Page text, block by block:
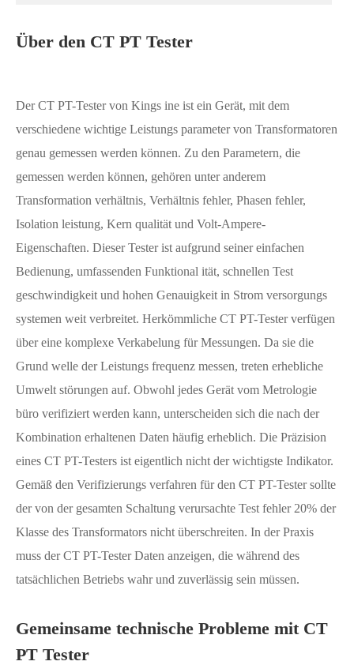
Über den CT PT Tester
Der CT PT-Tester von Kings ine ist ein Gerät, mit dem
verschiedene wichtige Leistungs parameter von Transformatoren
genau gemessen werden können. Zu den Parametern, die
gemessen werden können, gehören unter anderem
Transformation verhältnis, Verhältnis fehler, Phasen fehler,
Isolation leistung, Kern qualität und Volt-Ampere-
Eigenschaften. Dieser Tester ist aufgrund seiner einfachen
Bedienung, umfassenden Funktional ität, schnellen Test
geschwindigkeit und hohen Genauigkeit in Strom versorgungs
systemen weit verbreitet. Herkömmliche CT PT-Tester verfügen
über eine komplexe Verkabelung für Messungen. Da sie die
Grund welle der Leistungs frequenz messen, treten erhebliche
Umwelt störungen auf. Obwohl jedes Gerät vom Metrologie
büro verifiziert werden kann, unterscheiden sich die nach der
Kombination erhaltenen Daten häufig erheblich. Die Präzision
eines CT PT-Testers ist eigentlich nicht der wichtigste Indikator.
Gemäß den Verifizierungs verfahren für den CT PT-Tester sollte
der von der gesamten Schaltung verursachte Test fehler 20% der
Klasse des Transformators nicht überschreiten. In der Praxis
muss der CT PT-Tester Daten anzeigen, die während des
tatsächlichen Betriebs wahr und zuverlässig sein müssen.
Gemeinsame technische Probleme mit CT
PT Tester